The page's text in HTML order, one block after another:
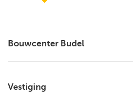
Bouwcenter Budel
Vestiging